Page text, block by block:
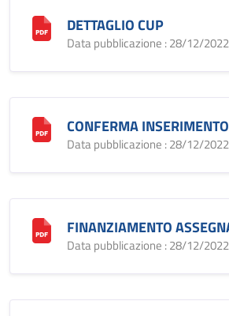
DETTAGLIO CUP
Data pubblicazione : 28/12/
CONFERMA
Data pubblicazione : 28/12/
FINANZIAMENTO
Data pubblicazione : 28/12/